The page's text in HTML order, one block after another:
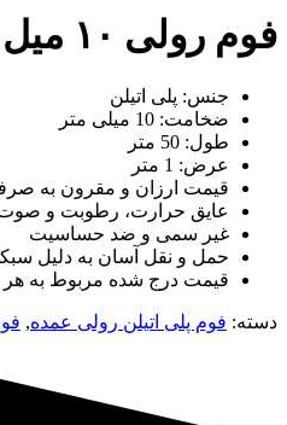
فوم رولی ۱۰ میل ۵۰ متری
جنس: پلی اتیلن
ضخامت: 10 میلی متر
طول: 50 متر
عرض: 1 متر
قیمت ارزان و مقرون به
عایق حرارت، رطوبت و
غیر سمی و ضد حساسیت
حمل و نقل آسان به دلیل
قیمت درج شده مربوط به
دسته: فوم پلی اتیلن رولی عمده,